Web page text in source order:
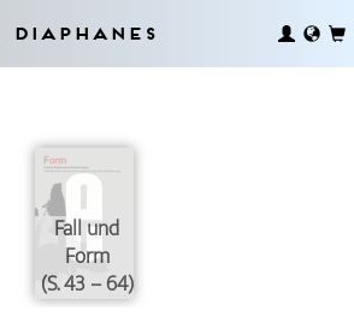
Diaphanes
Fall und
Form
(S. 43 – 64)